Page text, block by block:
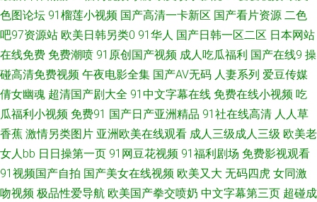
区 玖玖大香蕉老司机 俺去拉综合网址 91色入 91香蕉视频 中文网91 91黄色
电影 91麻豆蜜桃人妻 操欧洲的 91福利诱惑 91看片婬黄大片在看 午夜视频
片无码一区日韩 91海角刮伦 手机日韩精品一 久久日韩 麻豆国产作爱91 青草
大香蕉91视频 韩国性爱 波多野结衣先锋影音 av怡红院 成人午夜h在线一区
色图论坛 91榴莲小视频 国产高清一卡新区 国产看片资源 二色
吧97资源站 欧美日韩另类0 91华人 国产日韩一区二区 日本网站
在线免费 免费潮喷 91原创国产视频 成人吃瓜福利 国产在线9 操
碰高清免费视频 午夜电影全集 国产AV无码 人妻系列 爱豆传媒
倩女幽魂 超清国产剧大全 91中文字幕在线 免费在线小视频 吃
瓜福利小视频 免费91 国产日产亚洲精品 91社在线高清 人人草
香蕉 激情另类图片 亚洲欧美在线观看 成人三级成人三级 欧美老
女人bb 日日操第一页 91网豆花视频 91福利剧场 免费影视观看
91视频国产自拍 国产美女在线视频 欧美又大 无码四虎 女同激
吻视频 极品性爱导航 欧美国产拳交喷奶 中文字幕第三页 超碰成